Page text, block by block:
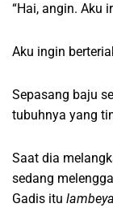
“Hai, angin. Aku
Aku ingin
Sepasang baju
tubuhnya yang
Saat dia
sedang
Gadis itu